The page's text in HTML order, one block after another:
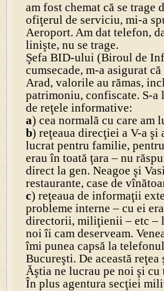
am fost chemat că se trage
ofiţerul de serviciu, mi-a
Aeroport. Am dat telefon,
linişte, nu se trage.
Şefa BID-ului (Biroul de
cumsecade, m-a asigurat
Arad, valorile au rămas,
patrimoniu, confiscate. S-
de reţele informative:
a) cea normală cu care am
b) reţeaua direcţiei a V-a şi
lucrat pentru familie,
erau în toată ţara – nu
direct la gen. Neagoe şi
restaurante, case de
c) reţeaua de informaţii
probleme interne – cu ei
directorii, miliţienii – etc –
noi îi cam deserveam.
îmi punea capsă la
Bucureşti. De această
Ăştia ne lucrau pe noi şi cu
În plus agentura secţiei